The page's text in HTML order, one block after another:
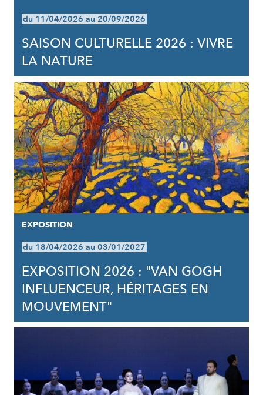
du 11/04/2026 au 20/09/2026
SAISON CULTURELLE 2026 : VIVRE
LA NATURE
EXPOSITION
du 18/04/2026 au 03/01/2027
EXPOSITION 2026 : "VAN GOGH
INFLUENCEUR, HÉRITAGES EN
MOUVEMENT"